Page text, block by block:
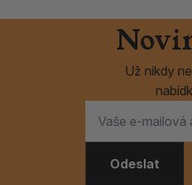
Už nikdy
Odeslat